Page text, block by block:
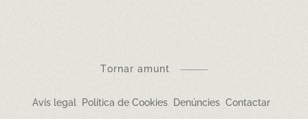
sobre al·lèrgens, que prevaldrà davant de
Tornar amunt
Avís legal Política de Cookies Denúncies Contactar